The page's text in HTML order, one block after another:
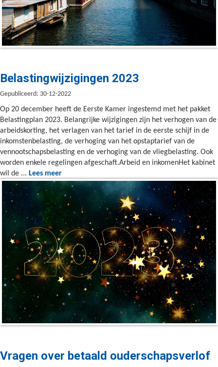
Belastingwijzigingen 2023
Gepubliceerd: 30-12-2022
Op 20 december heeft de Eerste Kamer ingestemd met het pakket
Belastingplan 2023. Belangrijke wijzigingen zijn het verhogen van de
arbeidskorting, het verlagen van het tarief in de eerste schijf in de
inkomstenbelasting, de verhoging van het opstaptarief van de
vennootschapsbelasting en de verhoging van de vliegbelasting. Ook
worden enkele regelingen afgeschaft.Arbeid en inkomenHet kabinet
wil de ... Lees meer
Vragen over betaald ouderschapsverlof